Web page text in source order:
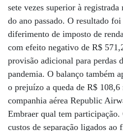
sete vezes superior à
do ano passado. O resultado
diferimento de imposto de
com efeito negativo de R$
provisão adicional para perdas
pandemia. O balanço também
o prejuízo a queda de R$
companhia aérea Republic
Embraer qual tem
custos de separação ligados ao